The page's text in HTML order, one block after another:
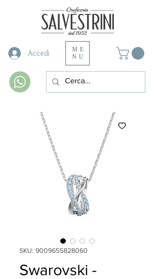
Accedi
ME
NU
SKU: 9009655828060
Swarovski -